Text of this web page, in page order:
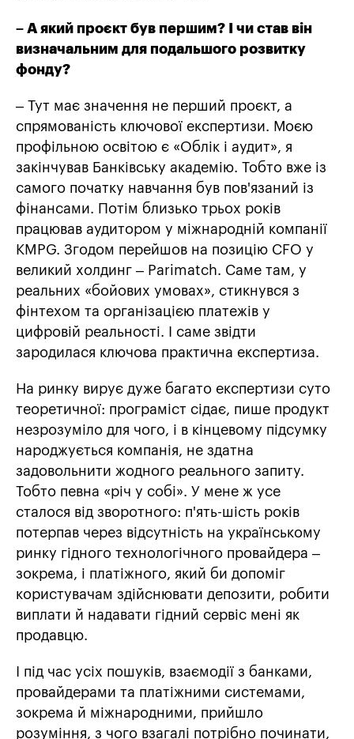
– А який проєкт був першим? І чи став він
визначальним для подальшого розвитку
фонду?
– Тут має значення не перший проєкт, а
спрямованість ключової експертизи. Моєю
профільною освітою є «Облік і аудит», я
закінчував Банківську академію. Тобто вже із
самого початку навчання був пов'язаний із
фінансами. Потім близько трьох років
працював аудитором у міжнародній компанії
KMPG. Згодом перейшов на позицію CFO у
великий холдинг – Parimatch. Саме там, у
реальних «бойових умовах», стикнувся з
фінтехом та організацією платежів у
цифровій реальності. І саме звідти
зародилася ключова практична експертиза.
На ринку вирує дуже багато експертизи суто
теоретичної: програміст сідає, пише продукт
незрозуміло для чого, і в кінцевому підсумку
народжується компанія, не здатна
задовольнити жодного реального запиту.
Тобто певна «річ у собі». У мене ж усе
сталося від зворотного: п'ять-шість років
потерпав через відсутність на українському
ринку гідного технологічного провайдера –
зокрема, і платіжного, який би допоміг
користувачам здійснювати депозити, робити
виплати й надавати гідний сервіс мені як
продавцю.
І під час усіх пошуків, взаємодії з банками,
провайдерами та платіжними системами,
зокрема й міжнародними, прийшло
розуміння, з чого взагалі потрібно починати,